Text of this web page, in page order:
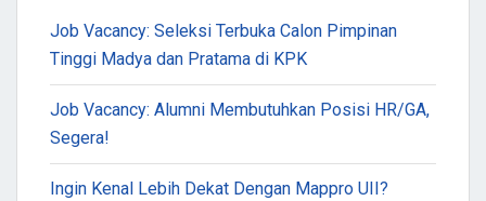
Job Vacancy: Seleksi Terbuka Calon Pimpinan
Tinggi Madya dan Pratama di KPK
Job Vacancy: Alumni Membutuhkan Posisi HR/GA,
Segera!
Ingin Kenal Lebih Dekat Dengan Mappro UII?